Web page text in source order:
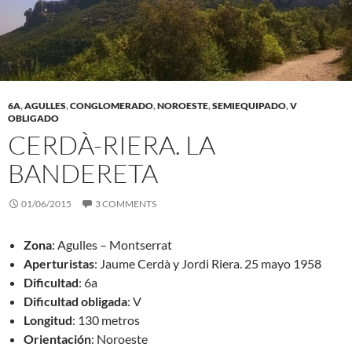
6A,AGULLES,CONGLOMERADO,NOROESTE,SEMIEQUIPADO,V
OBLIGADO
CERDÀ-RIERA. LA
BANDERETA
01/06/2015 3 COMMENTS
Zona: Agulles – Montserrat
Aperturistas: Jaume Cerdà y Jordi Riera. 25 mayo 1958
Dificultad: 6a
Dificultad obligada: V
Longitud: 130 metros
Orientación: Noroeste